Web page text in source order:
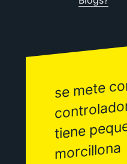
mete
tiene
morcillona